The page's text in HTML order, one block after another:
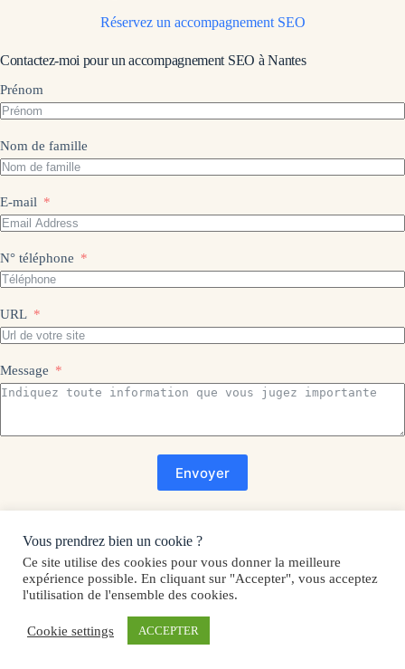
Réservez un accompagnement SEO
Contactez-moi pour un accompagnement SEO à Nantes
Prénom
Nom de famille
E-mail
N° téléphone
URL
Message
Envoyer
J’interviens à Paris ,Strasbourg
Marseille et àLyonpour vous accompagner sur la construction et la
mise en place de votre stratégie SEO.
Vous prendrez bien un cookie ?
Ce site utilise des cookies pour vous donner la meilleure
expérience possible. En cliquant sur "Accepter", vous acceptez
l'utilisation de l'ensemble des cookies.
Cookie settings ACCEPTER